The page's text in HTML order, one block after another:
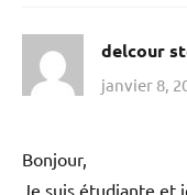
delcour
janvier 8,
Bonjour,
Je suis étudiante et